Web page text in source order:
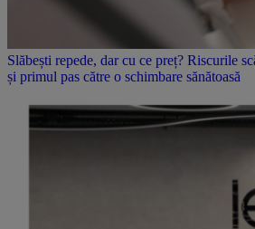
Slăbești repede, dar cu ce preț? Riscurile
și primul pas către o schimbare sănătoasă